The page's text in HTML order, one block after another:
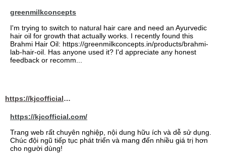
greenmilkconcepts
I'm trying to switch to natural hair care and need an Ayurvedic
hair oil for growth that actually works. I recently found this
Brahmi Hair Oil: https://greenmilkconcepts.in/products/brahmi-
lab-hair-oil. Has anyone used it? I'd appreciate any honest
feedback or recomm...
https://kjcofficial.com/
https://kjcofficial.com/
Trang web rất chuyên nghiệp, nội dung hữu ích và dễ sử dụng.
Chúc đội ngũ tiếp tục phát triển và mang đến nhiều giá trị hơn
cho người dùng!